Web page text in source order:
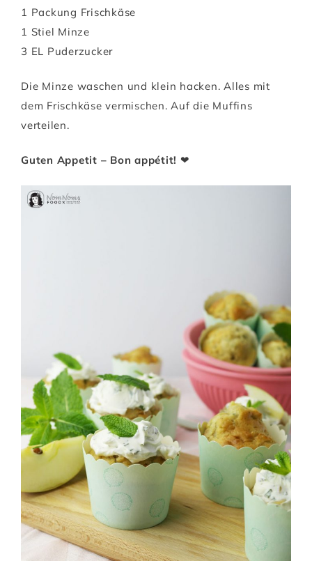
1 Packung Frischkäse
1 Stiel Minze
3 EL Puderzucker
Die Minze waschen und klein hacken. Alles mit
dem Frischkäse vermischen. Auf die Muffins
verteilen.
Guten Appetit – Bon appétit! ❤